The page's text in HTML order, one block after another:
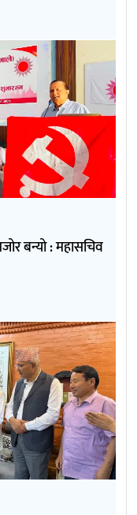
बन्यो : महासचिव